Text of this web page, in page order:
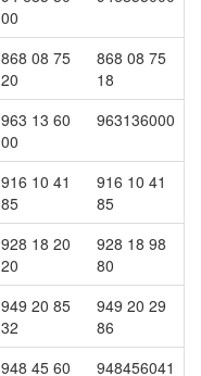
00
868 08 75
20
868 08 75
18
963 13 60
00
963136000
916 10 41
85
916 10 41
85
928 18 20
20
928 18 98
80
949 20 85
32
949 20 29
86
948 45 60
948456041